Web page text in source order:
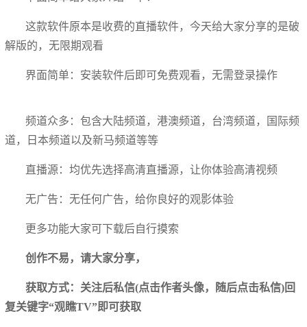
这款软件原本是收费的直播软件，今天给大家分享的是破
解版的，无限期观看
界面简单：安装软件后即可免费观看，无需登录操作
频道众多：包含大陆频道，港澳频道，台湾频道，国际频
道，日本频道以及新马频道等等
直播源：均优先选择高清直播源，让你体验高清视频
无广告：无任何广告，给你良好的观影体验
更多功能大家可下载后自行摸索
创作不易，请大家分享，
获取方式：关注后私信(点击作者头像，随后点击私信)回
复关键字“观瞧TV”即可获取